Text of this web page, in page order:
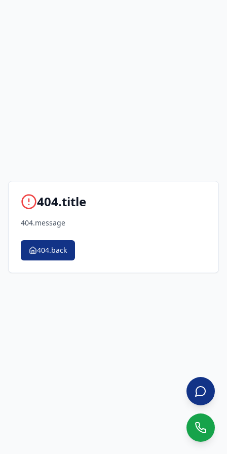
404.title
404.message
404.back